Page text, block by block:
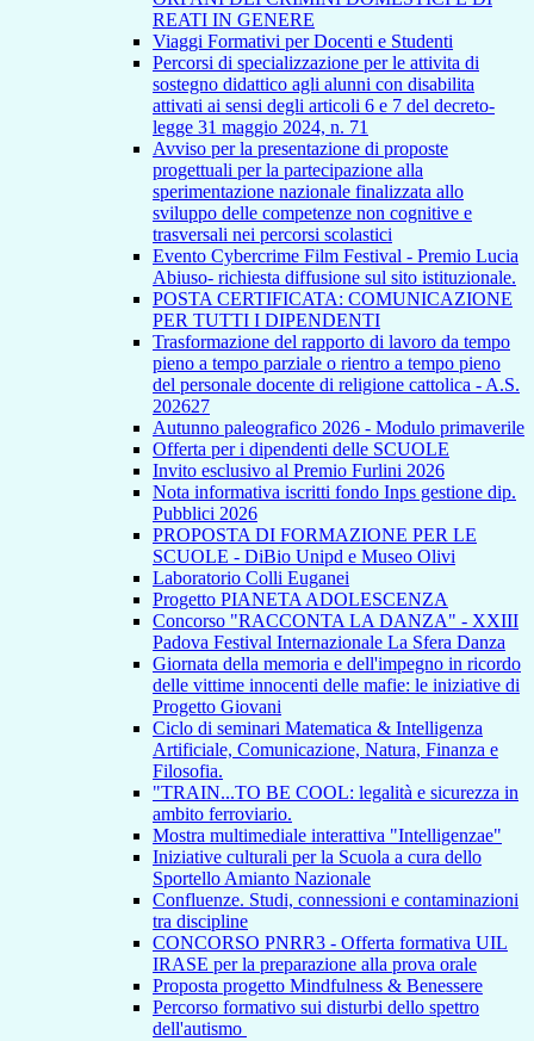
REATI IN GENERE
Viaggi Formativi per Docenti e Studenti
Percorsi di specializzazione per le attivita di
sostegno didattico agli alunni con disabilita
attivati ai sensi degli articoli 6 e 7 del decreto-
legge 31 maggio 2024, n. 71
Avviso per la presentazione di proposte
progettuali per la partecipazione alla
sperimentazione nazionale finalizzata allo
sviluppo delle competenze non cognitive e
trasversali nei percorsi scolastici
Evento Cybercrime Film Festival - Premio Lucia
Abiuso- richiesta diffusione sul sito istituzionale.
POSTA CERTIFICATA: COMUNICAZIONE
PER TUTTI I DIPENDENTI
Trasformazione del rapporto di lavoro da tempo
pieno a tempo parziale o rientro a tempo pieno
del personale docente di religione cattolica - A.S.
202627
Autunno paleografico 2026 - Modulo primaverile
Offerta per i dipendenti delle SCUOLE
Invito esclusivo al Premio Furlini 2026
Nota informativa iscritti fondo Inps gestione dip.
Pubblici 2026
PROPOSTA DI FORMAZIONE PER LE
SCUOLE - DiBio Unipd e Museo Olivi
Laboratorio Colli Euganei
Progetto PIANETA ADOLESCENZA
Concorso "RACCONTA LA DANZA" - XXIII
Padova Festival Internazionale La Sfera Danza
Giornata della memoria e dell'impegno in ricordo
delle vittime innocenti delle mafie: le iniziative di
Progetto Giovani
Ciclo di seminari Matematica & Intelligenza
Artificiale, Comunicazione, Natura, Finanza e
Filosofia.
"TRAIN...TO BE COOL: legalità e sicurezza in
ambito ferroviario.
Mostra multimediale interattiva "Intelligenzae"
Iniziative culturali per la Scuola a cura dello
Sportello Amianto Nazionale
Confluenze. Studi, connessioni e contaminazioni
tra discipline
CONCORSO PNRR3 - Offerta formativa UIL
IRASE per la preparazione alla prova orale
Proposta progetto Mindfulness & Benessere
Percorso formativo sui disturbi dello spettro
dell'autismo